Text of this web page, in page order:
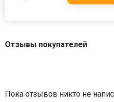
Отзывы покупателей
Пока отзывов никто не